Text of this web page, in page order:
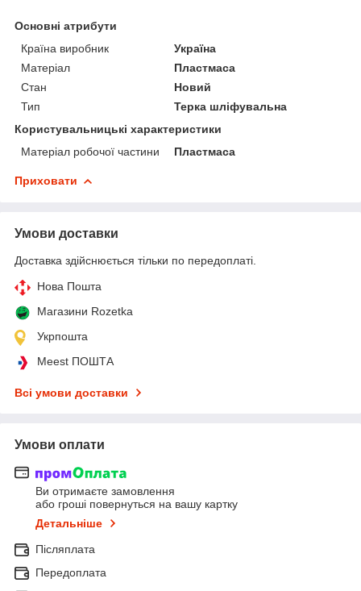
Основні атрибути
Країна виробник
Україна
Матеріал
Пластмаса
Стан
Новий
Тип
Терка шліфувальна
Користувальницькі характеристики
Матеріал робочої частини
Пластмаса
Приховати
Умови доставки
Доставка здійснюється тільки по передоплаті.
Нова Пошта
Магазини Rozetka
Укрпошта
Meest ПОШТА
Всі умови доставки
Умови оплати
Ви отримаєте замовлення
або гроші повернуться на вашу картку
Детальніше
Післяплата
Передоплата